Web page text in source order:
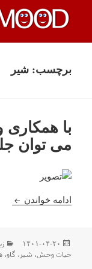
چیزای
برچسب:شیر
با همکاری
مى توان
ادامه خواندن با
ارسال
شده
۱۴۰۱-۰۴-۲۰
حیات وحش، شیر ، گاو،